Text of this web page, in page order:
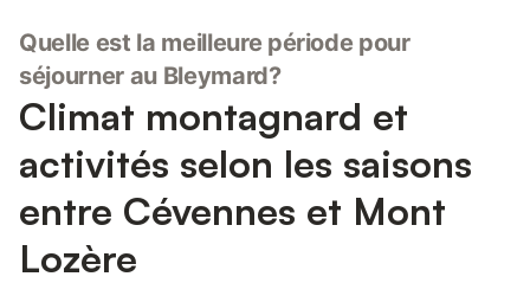
Quelle est la meilleure période pour
séjourner au Bleymard?
Climat montagnard et
activités selon les saisons
entre Cévennes et Mont
Lozère